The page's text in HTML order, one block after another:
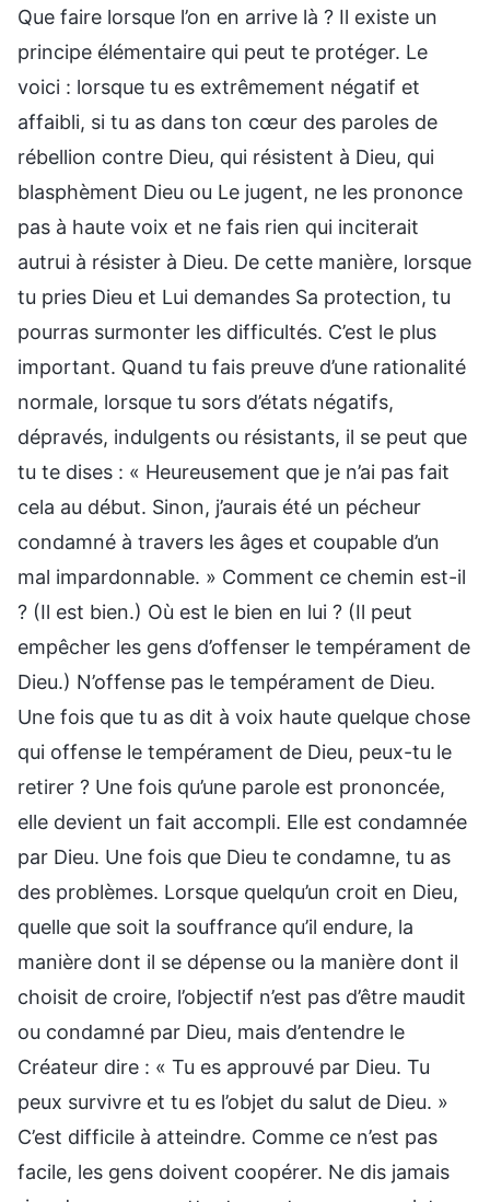
Que faire lorsque l’on en arrive là ? Il existe un
principe élémentaire qui peut te protéger. Le
voici : lorsque tu es extrêmement négatif et
affaibli, si tu as dans ton cœur des paroles de
rébellion contre Dieu, qui résistent à Dieu, qui
blasphèment Dieu ou Le jugent, ne les prononce
pas à haute voix et ne fais rien qui inciterait
autrui à résister à Dieu. De cette manière, lorsque
tu pries Dieu et Lui demandes Sa protection, tu
pourras surmonter les difficultés. C’est le plus
important. Quand tu fais preuve d’une rationalité
normale, lorsque tu sors d’états négatifs,
dépravés, indulgents ou résistants, il se peut que
tu te dises : « Heureusement que je n’ai pas fait
cela au début. Sinon, j’aurais été un pécheur
condamné à travers les âges et coupable d’un
mal impardonnable. » Comment ce chemin est-il
? (Il est bien.) Où est le bien en lui ? (Il peut
empêcher les gens d’offenser le tempérament de
Dieu.) N’offense pas le tempérament de Dieu.
Une fois que tu as dit à voix haute quelque chose
qui offense le tempérament de Dieu, peux-tu le
retirer ? Une fois qu’une parole est prononcée,
elle devient un fait accompli. Elle est condamnée
par Dieu. Une fois que Dieu te condamne, tu as
des problèmes. Lorsque quelqu’un croit en Dieu,
quelle que soit la souffrance qu’il endure, la
manière dont il se dépense ou la manière dont il
choisit de croire, l’objectif n’est pas d’être maudit
ou condamné par Dieu, mais d’entendre le
Créateur dire : « Tu es approuvé par Dieu. Tu
peux survivre et tu es l’objet du salut de Dieu. »
C’est difficile à atteindre. Comme ce n’est pas
facile, les gens doivent coopérer. Ne dis jamais